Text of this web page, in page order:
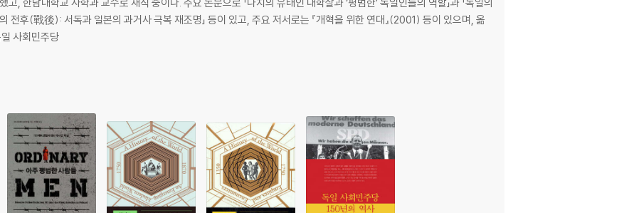
전후(戰後): 서독과 일본의 과거사 극복 재조명」 등이 있고, 주요 저서로는 『개혁을 위한 연대』(2001) 등이 있으며, 옮
일 사회민주당